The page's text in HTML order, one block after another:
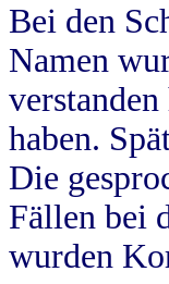
Bei den
Namen
haben.
Die
Fällen bei
wurden